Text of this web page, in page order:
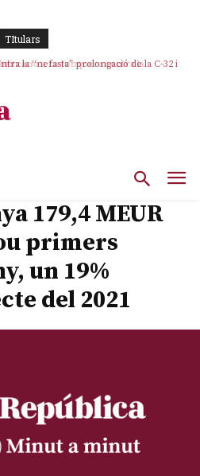
TItulars
la “nefasta” prolongació de la C-32 i
179,4 MEUR
primers
un 19%
del 2021